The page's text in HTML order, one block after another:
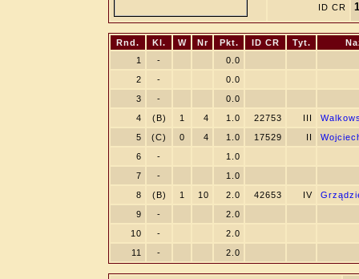
ID CR
Rnd. Kl. W Nr Pkt. ID CR Tyt.
1
-
0.0
2
-
0.0
3
-
0.0
4
(B) 1 4 1.0 22753 III
5
(C) 0 4 1.0 17529 II
6
-
1.0
7
-
1.0
8
(B) 1 10 2.0 42653 IV
9
-
2.0
10
-
2.0
11
- 2.0